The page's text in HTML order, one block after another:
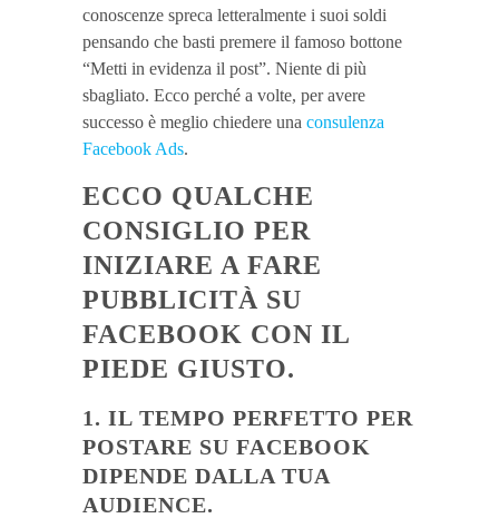
conoscenze spreca letteralmente i suoi soldi
pensando che basti premere il famoso bottone
“Metti in evidenza il post”. Niente di più
sbagliato. Ecco perché a volte, per avere
successo è meglio chiedere una consulenza
Facebook Ads.
ECCO QUALCHE
CONSIGLIO PER
INIZIARE A FARE
PUBBLICITÀ SU
FACEBOOK CON IL
PIEDE GIUSTO.
1. IL TEMPO PERFETTO PER
POSTARE SU FACEBOOK
DIPENDE DALLA TUA
AUDIENCE.